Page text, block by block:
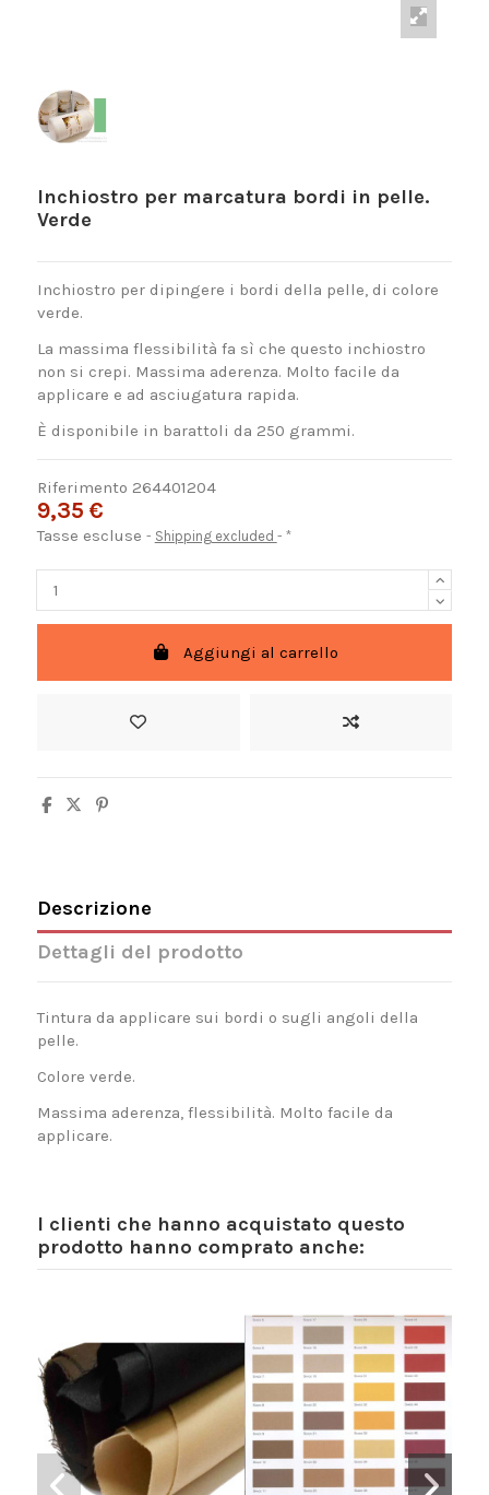
Inchiostro per marcatura bordi in pelle.
Verde
Inchiostro per dipingere i bordi della pelle, di colore
verde.
La massima flessibilità fa sì che questo inchiostro
non si crepi. Massima aderenza. Molto facile da
applicare e ad asciugatura rapida.
È disponibile in barattoli da 250 grammi.
Riferimento 264401204
9,35 €
Tasse escluse Shipping excluded *
Aggiungi al carrello
Descrizione
Dettagli del prodotto
Tintura da applicare sui bordi o sugli angoli della
pelle.
Colore verde.
Massima aderenza, flessibilità. Molto facile da
applicare.
I clienti che hanno acquistato questo
prodotto hanno comprato anche: